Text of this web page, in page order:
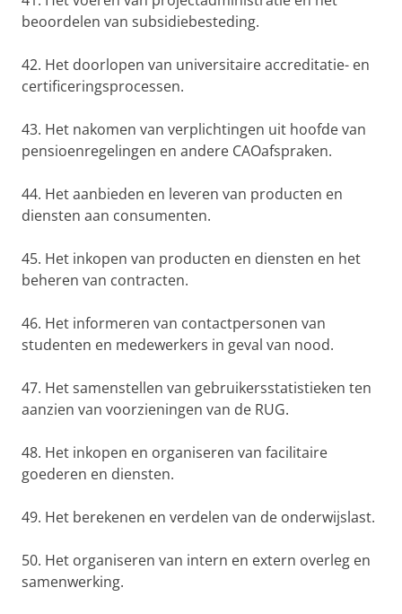
beoordelen van subsidiebesteding.
42. Het doorlopen van universitaire accreditatie- en
certificeringsprocessen.
43. Het nakomen van verplichtingen uit hoofde van
pensioenregelingen en andere CAOafspraken.
44. Het aanbieden en leveren van producten en
diensten aan consumenten.
45. Het inkopen van producten en diensten en het
beheren van contracten.
46. Het informeren van contactpersonen van
studenten en medewerkers in geval van nood.
47. Het samenstellen van gebruikersstatistieken ten
aanzien van voorzieningen van de RUG.
48. Het inkopen en organiseren van facilitaire
goederen en diensten.
49. Het berekenen en verdelen van de onderwijslast.
50. Het organiseren van intern en extern overleg en
samenwerking.